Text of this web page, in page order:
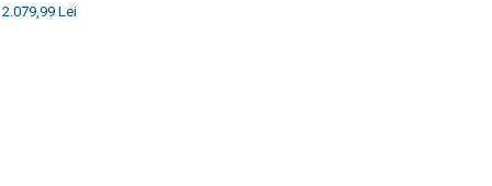
2.079,99 Lei